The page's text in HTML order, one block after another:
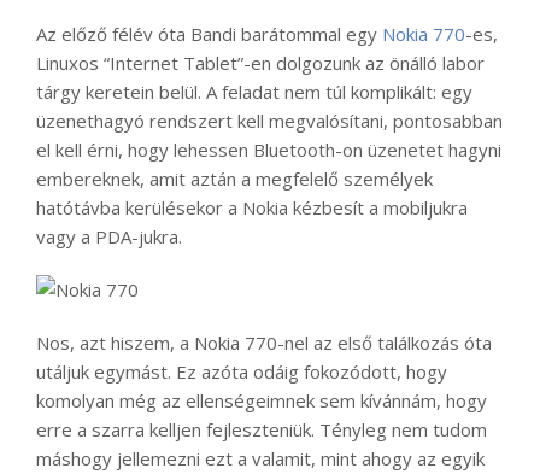
Az előző félév óta Bandi barátommal egy Nokia 770-es,
Linuxos “Internet Tablet”-en dolgozunk az önálló labor
tárgy keretein belül. A feladat nem túl komplikált: egy
üzenethagyó rendszert kell megvalósítani, pontosabban
el kell érni, hogy lehessen Bluetooth-on üzenetet hagyni
embereknek, amit aztán a megfelelő személyek
hatótávba kerülésekor a Nokia kézbesít a mobiljukra
vagy a PDA-jukra.
Nos, azt hiszem, a Nokia 770-nel az első találkozás óta
utáljuk egymást. Ez azóta odáig fokozódott, hogy
komolyan még az ellenségeimnek sem kívánnám, hogy
erre a szarra kelljen fejleszteniük. Tényleg nem tudom
máshogy jellemezni ezt a valamit, mint ahogy az egyik